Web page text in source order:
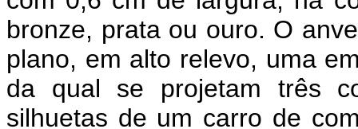
bronze, prata ou ouro. O
plano, em alto relevo, uma
da qual se projetam três
silhuetas de um carro de